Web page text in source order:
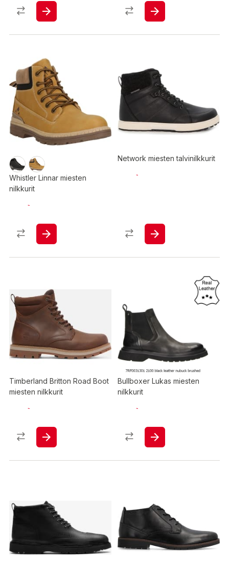
Whistler Linnar miesten
nilkkurit
Network miesten talvinilkkurit
Timberland Britton Road Boot
miesten nilkkurit
Bullboxer Lukas miesten
nilkkurit